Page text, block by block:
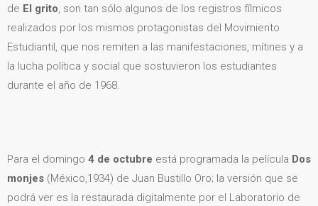
de El grito, son tan sólo algunos de los registros fílmicos
realizados por los mismos protagonistas del Movimiento
Estudiantil, que nos remiten a las manifestaciones, mítines y a
la lucha política y social que sostuvieron los estudiantes
durante el año de 1968.
Para el domingo 4 de octubre está programada la película Dos
monjes (México,1934) de Juan Bustillo Oro; la versión que se
podrá ver es la restaurada digitalmente por el Laboratorio de